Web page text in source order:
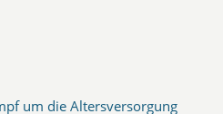
um die Altersversorgung